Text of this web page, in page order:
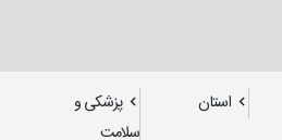
استان
پزشکی و
سلامت